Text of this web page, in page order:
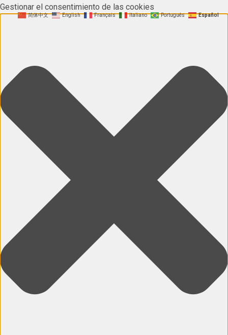
Gestionar el consentimiento de las cookies
简体中文 English Français Italiano Português Español